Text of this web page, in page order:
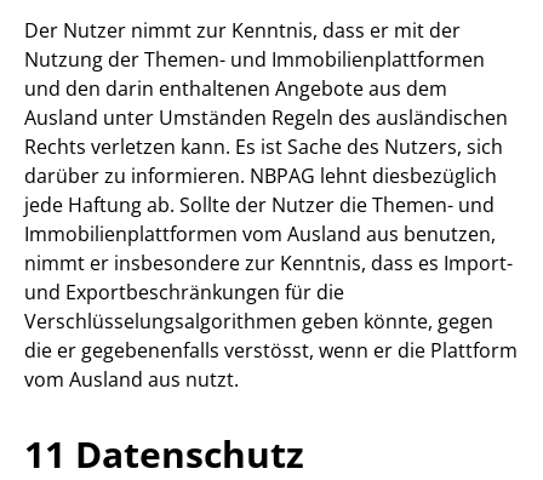
Der Nutzer nimmt zur Kenntnis, dass er mit der
Nutzung der Themen- und Immobilienplattformen
und den darin enthaltenen Angebote aus dem
Ausland unter Umständen Regeln des ausländischen
Rechts verletzen kann. Es ist Sache des Nutzers, sich
darüber zu informieren. NBPAG lehnt diesbezüglich
jede Haftung ab. Sollte der Nutzer die Themen- und
Immobilienplattformen vom Ausland aus benutzen,
nimmt er insbesondere zur Kenntnis, dass es Import-
und Exportbeschränkungen für die
Verschlüsselungsalgorithmen geben könnte, gegen
die er gegebenenfalls verstösst, wenn er die Plattform
vom Ausland aus nutzt.
11 Datenschutz